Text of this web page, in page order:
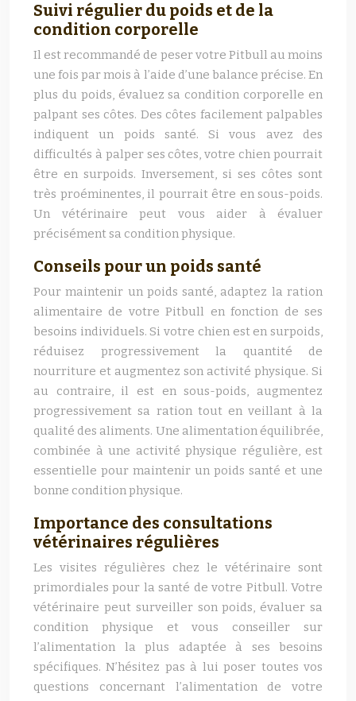
Suivi régulier du poids et de la
condition corporelle
Il est recommandé de peser votre Pitbull au moins
une fois par mois à l’aide d’une balance précise. En
plus du poids, évaluez sa condition corporelle en
palpant ses côtes. Des côtes facilement palpables
indiquent un poids santé. Si vous avez des
difficultés à palper ses côtes, votre chien pourrait
être en surpoids. Inversement, si ses côtes sont
très proéminentes, il pourrait être en sous-poids.
Un vétérinaire peut vous aider à évaluer
précisément sa condition physique.
Conseils pour un poids santé
Pour maintenir un poids santé, adaptez la ration
alimentaire de votre Pitbull en fonction de ses
besoins individuels. Si votre chien est en surpoids,
réduisez progressivement la quantité de
nourriture et augmentez son activité physique. Si
au contraire, il est en sous-poids, augmentez
progressivement sa ration tout en veillant à la
qualité des aliments. Une alimentation équilibrée,
combinée à une activité physique régulière, est
essentielle pour maintenir un poids santé et une
bonne condition physique.
Importance des consultations
vétérinaires régulières
Les visites régulières chez le vétérinaire sont
primordiales pour la santé de votre Pitbull. Votre
vétérinaire peut surveiller son poids, évaluer sa
condition physique et vous conseiller sur
l’alimentation la plus adaptée à ses besoins
spécifiques. N’hésitez pas à lui poser toutes vos
questions concernant l’alimentation de votre